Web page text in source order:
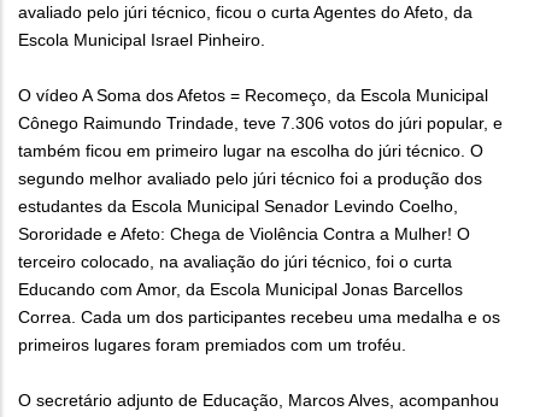
avaliado pelo júri técnico, ficou o curta Agentes do Afeto, da
Escola Municipal Israel Pinheiro.
O vídeo A Soma dos Afetos = Recomeço, da Escola Municipal
Cônego Raimundo Trindade, teve 7.306 votos do júri popular, e
também ficou em primeiro lugar na escolha do júri técnico. O
segundo melhor avaliado pelo júri técnico foi a produção dos
estudantes da Escola Municipal Senador Levindo Coelho,
Sororidade e Afeto: Chega de Violência Contra a Mulher! O
terceiro colocado, na avaliação do júri técnico, foi o curta
Educando com Amor, da Escola Municipal Jonas Barcellos
Correa. Cada um dos participantes recebeu uma medalha e os
primeiros lugares foram premiados com um troféu.
O secretário adjunto de Educação, Marcos Alves, acompanhou